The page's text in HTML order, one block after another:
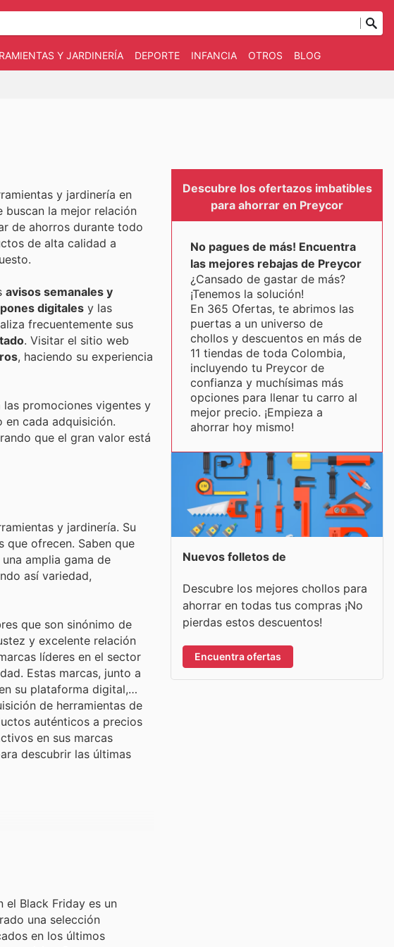
Y JARDINERÍA DEPORTE INFANCIA OTROS BLOG
y jardinería en
la mejor relación
de ahorros durante todo
de alta calidad a
avisos semanales y
digitales y las
frecuentemente sus
. Visitar el sitio web
, haciendo su experiencia
promociones vigentes y
en cada adquisición.
que el gran valor está
y jardinería. Su
que ofrecen. Saben que
amplia gama de
así variedad,
que son sinónimo de
y excelente relación
líderes en el sector
Estas marcas, junto a
su plataforma digital,
de herramientas de
auténticos a precios
en sus marcas
descubrir las últimas
Black Friday es un
una selección
en los últimos
Descubre los ofertazos imbatibles
para ahorrar en Preycor
No pagues de más! Encuentra
las mejores rebajas de Preycor
¿Cansado de gastar de más?
¡Tenemos la solución!
En 365 Ofertas, te abrimos las
puertas a un universo de
chollos y descuentos en más de
11 tiendas de toda Colombia,
incluyendo tu Preycor de
confianza y muchísimas más
opciones para llenar tu carro al
mejor precio. ¡Empieza a
ahorrar hoy mismo!
Nuevos folletos de
Descubre los mejores chollos para
ahorrar en todas tus compras ¡No
pierdas estos descuentos!
Encuentra ofertas